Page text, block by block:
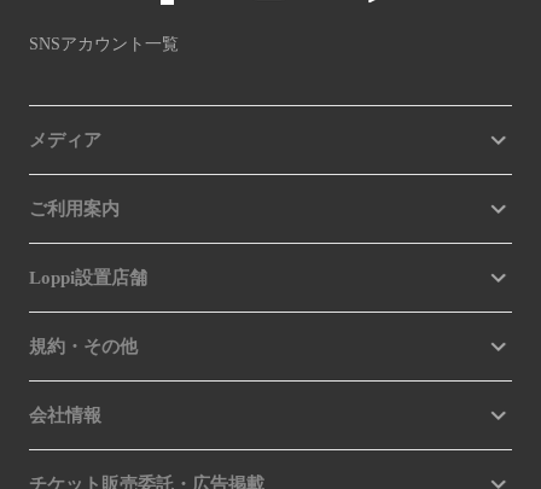
SNSアカウント一覧
メディア
ご利用案内
Loppi設置店舗
規約・その他
会社情報
チケット販売委託・広告掲載